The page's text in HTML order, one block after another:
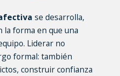
se desarrolla,
la forma en que una
Liderar no
formal: también
construir confianza